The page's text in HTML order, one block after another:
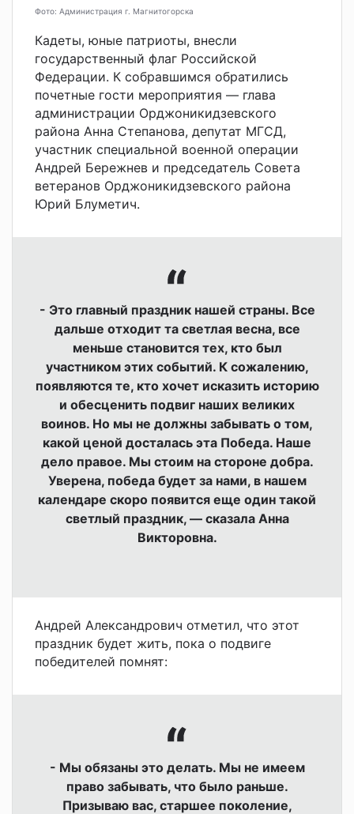
Фото: Администрация г. Магнитогорска
Кадеты, юные патриоты, внесли
государственный флаг Российской
Федерации. К собравшимся обратились
почетные гости мероприятия — глава
администрации Орджоникидзевского
района Анна Степанова, депутат МГСД,
участник специальной военной операции
Андрей Бережнев и председатель Совета
ветеранов Орджоникидзевского района
Юрий Блуметич.
- Это главный праздник нашей страны. Все
дальше отходит та светлая весна, все
меньше становится тех, кто был
участником этих событий. К сожалению,
появляются те, кто хочет исказить историю
и обесценить подвиг наших великих
воинов. Но мы не должны забывать о том,
какой ценой досталась эта Победа. Наше
дело правое. Мы стоим на стороне добра.
Уверена, победа будет за нами, в нашем
календаре скоро появится еще один такой
светлый праздник, — сказала Анна
Викторовна.
Андрей Александрович отметил, что этот
праздник будет жить, пока о подвиге
победителей помнят:
- Мы обязаны это делать. Мы не имеем
право забывать, что было раньше.
Призываю вас, старшее поколение,